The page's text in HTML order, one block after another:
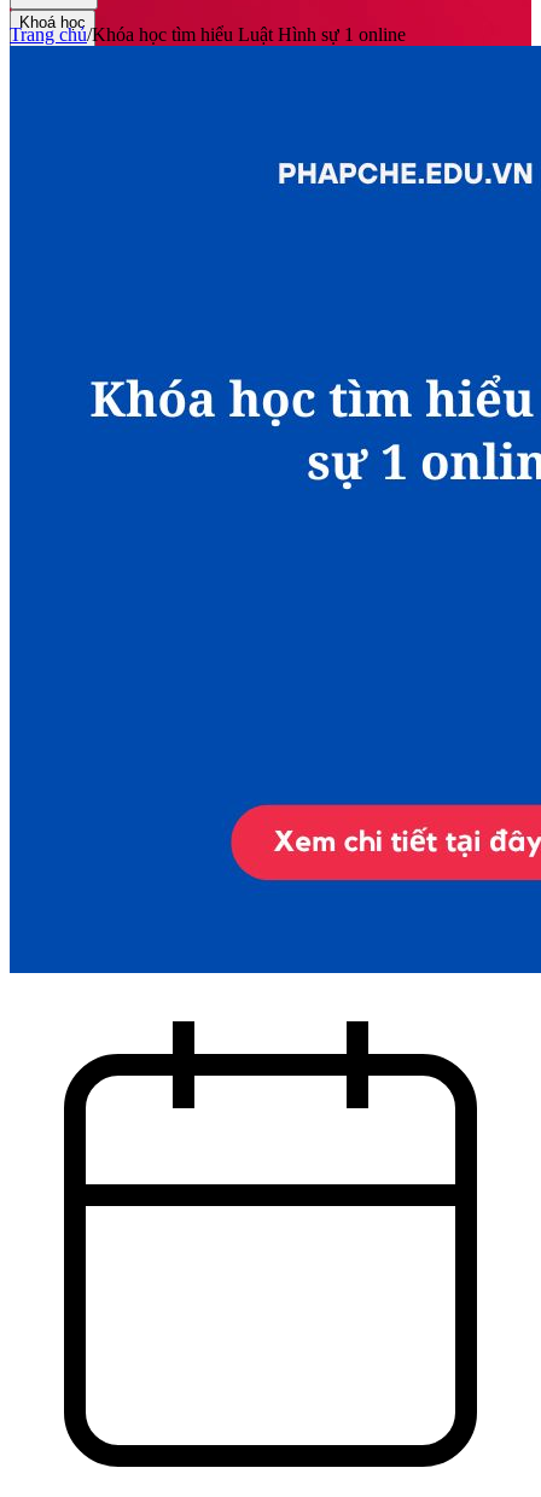
Khoá học
Trang chủ/Khóa học tìm hiểu Luật Hình sự 1 online